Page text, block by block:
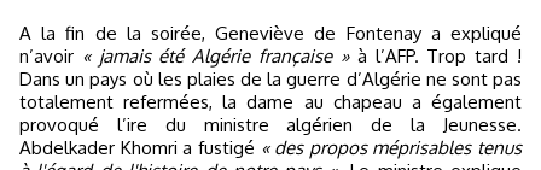
A la fin de la soirée, Geneviève de Fontenay a expliqué
n’avoir « jamais été Algérie française »à l’AFP. Trop tard !
Dans un pays où les plaies de la guerre d’Algérie ne sont pas
totalement refermées, la dame au chapeau a également
provoqué l’ire du ministre algérien de la Jeunesse.
Abdelkader Khomri a fustigé « des propos méprisables tenus